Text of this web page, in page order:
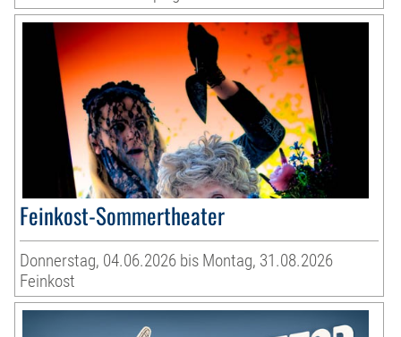
Feinkost-Sommertheater
Donnerstag, 04.06.2026 bis Montag, 31.08.2026
Feinkost